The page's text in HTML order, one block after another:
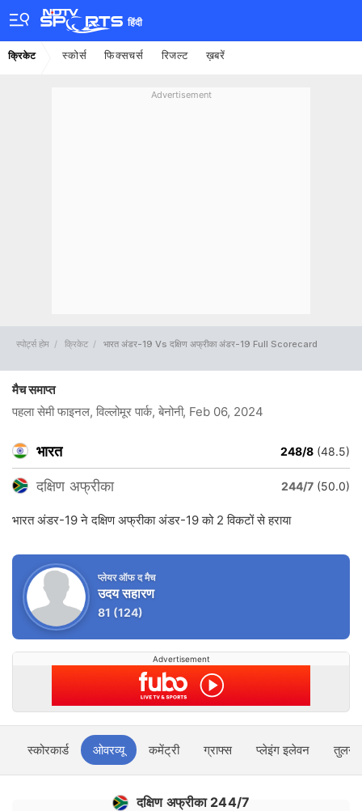
हिंदी
क्रिकेट स्कोर्स फिक्सचर्स रिजल्ट ख़बरें
Advertisement
स्पोर्ट्स होम क्रिकेट भारत अंडर-19 Vs दक्षिण अफ्रीका अंडर-19 Full Scorecard
मैच समाप्त
पहला सेमी फाइनल, विल्लोमूर पार्क, बेनोनी, Feb 06, 2024
भारत 248/8 (48.5)
दक्षिण अफ्रीका 244/7 (50.0)
भारत अंडर-19 ने दक्षिण अफ्रीका अंडर-19 को 2 विकटों से हराया
प्लेयर ऑफ द मैच
उदय सहारण
81 (124)
Advertisement
स्कोरकार्ड ओवरव्यू कमेंट्री ग्राफ्स प्लेइंग इलेवन तुलना
दक्षिण अफ्रीका 244/7